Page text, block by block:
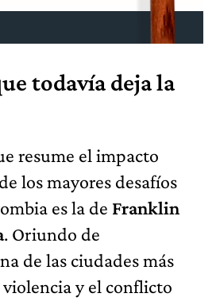
todavía deja la
resume el impacto
los mayores desafíos
es la de Franklin
. Oriundo de
de las ciudades más
y el conflicto